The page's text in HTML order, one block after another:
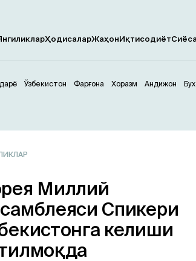
ҲодисаларЖаҳонИқтисодиёт
Андижон
Ўзбекистон Фарғона Хоразм
Миллий
Спикери
келиши